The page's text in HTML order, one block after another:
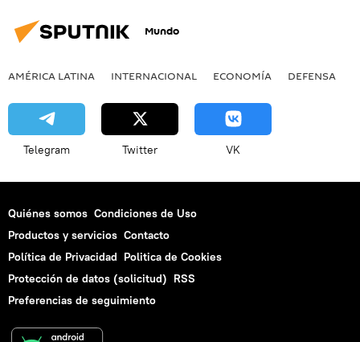
Mundo
AMÉRICA LATINA INTERNACIONAL ECONOMÍA DEFENSA
Telegram Twitter VK
Quiénes somos Condiciones de Uso
Productos y servicios Contacto
Política de Privacidad Politica de Cookies
Protección de datos (solicitud) RSS
Preferencias de seguimiento